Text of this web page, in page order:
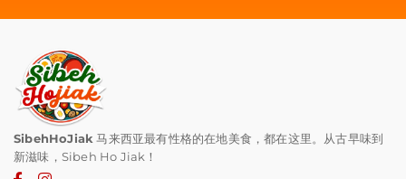
SibehHoJiak 马来西亚最有性格的在地美食，都在这里。从古早味到
新滋味，Sibeh Ho Jiak！